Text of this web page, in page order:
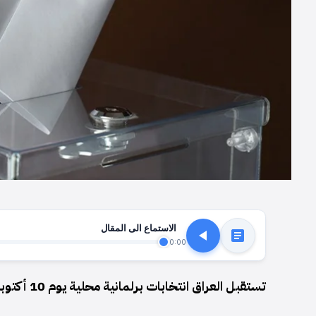
الاستماع الى المقال
0:00
تستقبل العراق انتخابات برلمانية محلية يوم 10 أكتوبر: توزيع المرشحين والتنافس بين الأحزاب